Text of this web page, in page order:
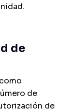
de
de
de